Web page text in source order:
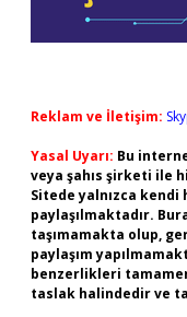
Reklam ve İletişim:
Yasal Uyarı: Bu
veya şahıs şirketi ile
Sitede yalnızca kendi
paylaşılmaktadır.
taşımamakta olup,
paylaşım
benzerlikleri
taslak halindedir ve